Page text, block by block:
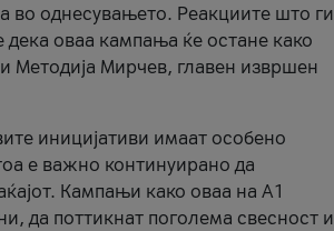
во однесувањето. Реакциите што ги
оваа кампања ќе остане како
Методија Мирчев, главен извршен
иницијативи имаат особено
е важно континуирано да
Кампањи како оваа на A1
да поттикнат поголема свесност и